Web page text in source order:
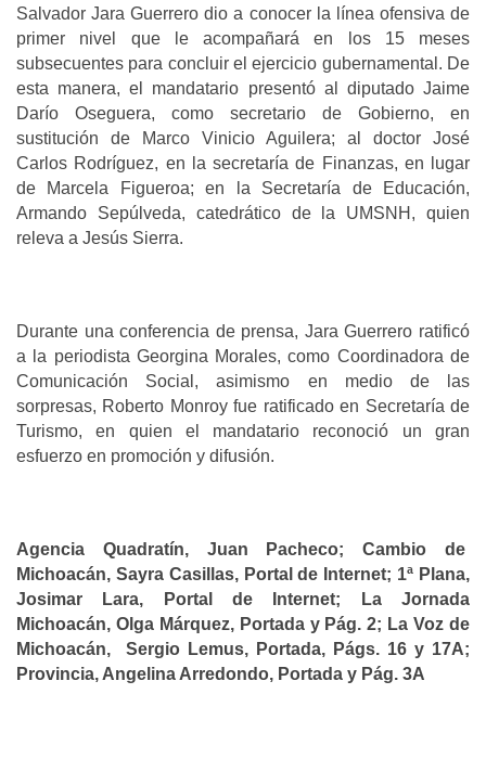
Salvador Jara Guerrero dio a conocer la línea ofensiva de
primer nivel que le acompañará en los 15 meses
subsecuentes para concluir el ejercicio gubernamental. De
esta manera, el mandatario presentó al diputado Jaime
Darío Oseguera, como secretario de Gobierno, en
sustitución de Marco Vinicio Aguilera; al doctor José
Carlos Rodríguez, en la secretaría de Finanzas, en lugar
de Marcela Figueroa; en la Secretaría de Educación,
Armando Sepúlveda, catedrático de la UMSNH, quien
releva a Jesús Sierra.
Durante una conferencia de prensa, Jara Guerrero ratificó
a la periodista Georgina Morales, como Coordinadora de
Comunicación Social, asimismo en medio de las
sorpresas, Roberto Monroy fue ratificado en Secretaría de
Turismo, en quien el mandatario reconoció un gran
esfuerzo en promoción y difusión.
Agencia Quadratín, Juan Pacheco; Cambio de
Michoacán, Sayra Casillas, Portal de Internet; 1ª Plana,
Josimar Lara, Portal de Internet; La Jornada
Michoacán, Olga Márquez, Portada y Pág. 2; La Voz de
Michoacán, Sergio Lemus, Portada, Págs. 16 y 17A;
Provincia, Angelina Arredondo, Portada y Pág. 3A